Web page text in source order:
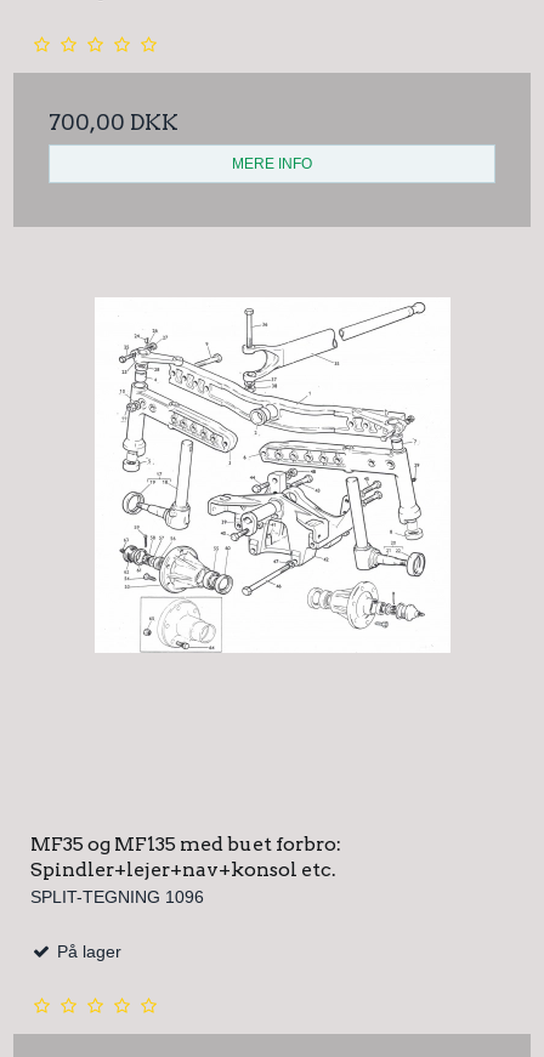
700,00 DKK
MERE INFO
MF35 og MF135 med buet forbro:
Spindler+lejer+nav+konsol etc.
SPLIT-TEGNING 1096
På lager